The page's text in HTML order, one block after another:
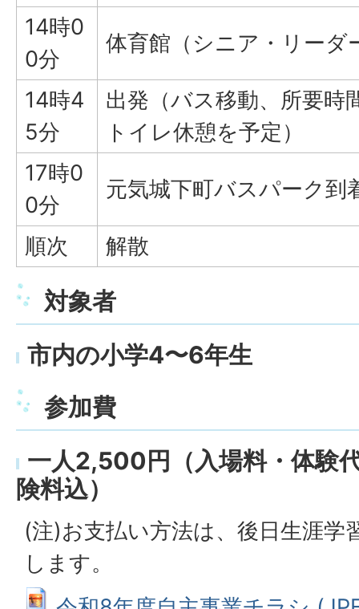
14時0
0分
体育館（シニア・リーダ
14時4
5分
出発（バス移動、所要時
トイレ休憩を予定）
17時0
0分
元気城下町バスパーク到
順次 解散
対象者
市内の小学4〜6年生
参加費
一人2,500円（入場料・体験
険料込）
(注)お支払い方法は、後日生涯学
します。